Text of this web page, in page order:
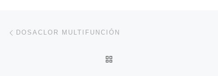
Navegación de entradas
DOSACLOR MULTIFUNCIÓN